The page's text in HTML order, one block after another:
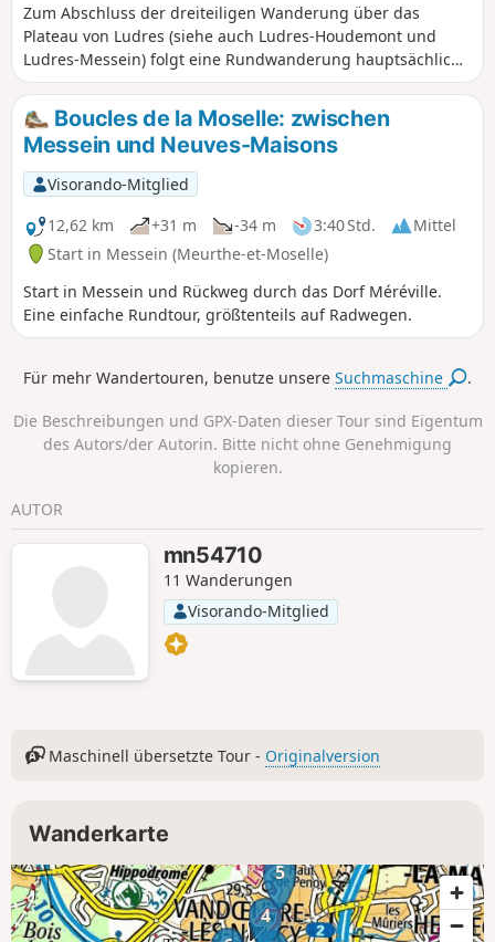
Zum Abschluss der dreiteiligen Wanderung über das
Plateau von Ludres (siehe auch Ludres-Houdemont und
Ludres-Messein) folgt eine Rundwanderung hauptsächlich
in der Gemeinde Chavigny mit den drei Höhepunkten des
Plateaus: dem Camp Leuque, den Spuren des Bergbaus
und einem schönen Blick auf die Vogesen.
Boucles de la Moselle: zwischen
Messein und Neuves-Maisons
Visorando-Mitglied
12,62 km
+31 m -34 m 3:40 Std.
Mittel
Start in Messein (Meurthe-et-Moselle)
Start in Messein und Rückweg durch das Dorf Méréville.
Eine einfache Rundtour, größtenteils auf Radwegen.
Für mehr Wandertouren, benutze unsereSuchmaschine .
Die Beschreibungen und GPX-Daten dieser Tour sind Eigentum
des Autors/der Autorin. Bitte nicht ohne Genehmigung
kopieren.
AUTOR
mn54710
11 Wanderungen
Visorando-Mitglied
Maschinell übersetzte Tour - Originalversion
Wanderkarte
4
5